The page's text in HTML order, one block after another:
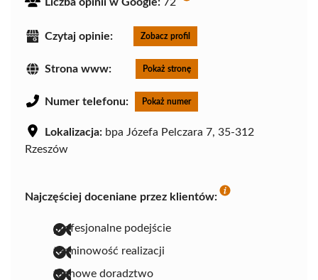
Czytaj opinie: Zobacz profil
Strona www: Pokaż stronę
Numer telefonu: Pokaż numer
Lokalizacja: bpa Józefa Pelczara 7, 35-312
Rzeszów
Najczęściej doceniane przez klientów:
profesjonalne podejście
terminowość realizacji
fachowe doradztwo